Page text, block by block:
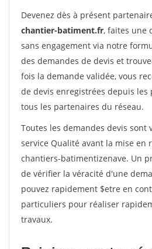
Devenez dès à présent
chantier-batiment.fr, faites une
sans engagement via notre
des demandes de devis et
fois la demande validée, vous
de devis enregistrées depuis les
tous les partenaires du réseau.
Toutes les demandes devis sont
service Qualité avant la mise en
chantiers-batimentizenave. Un
de vérifier la véracité d'une
pouvez rapidement $etre en
particuliers pour réaliser
travaux.